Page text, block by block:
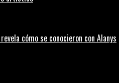
cómo se conocieron con Alanys